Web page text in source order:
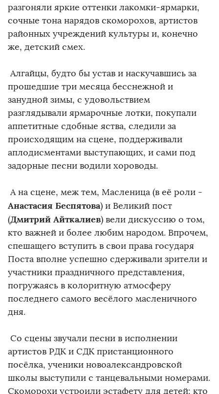
разгоняли яркие оттенки лакомки-ярмарки,
сочные тона нарядов скоморохов, артистов
районных учреждений культуры и, конечно
же, детский смех.
Алгайцы, будто бы устав и наскучавшись за
прошедшие три месяца бесснежной и
занудной зимы, с удовольствием
разглядывали ярмарочные лотки, покупали
аппетитные сдобные яства, следили за
происходящим на сцене, поддерживали
аплодисментами выступающих, и сами под
задорные песни водили хороводы.
А на сцене, меж тем, Масленица (в её роли -
Анастасия Беспятова) и Великий пост
(Дмитрий Айткалиев) вели дискуссию о том,
кто важней и более любим народом. Впрочем,
спешащего вступить в свои права государя
Поста вполне успешно сдерживали зрители и
участники праздничного представления,
погружаясь в колоритную атмосферу
последнего самого весёлого масленичного
дня.
Со сцены звучали песни в исполнении
артистов РДК и СДК пристанционного
посёлка, ученики новоалександровской
школы выступили с танцевальными номерами.
Скоморохи устроили эстафету для детей: кто